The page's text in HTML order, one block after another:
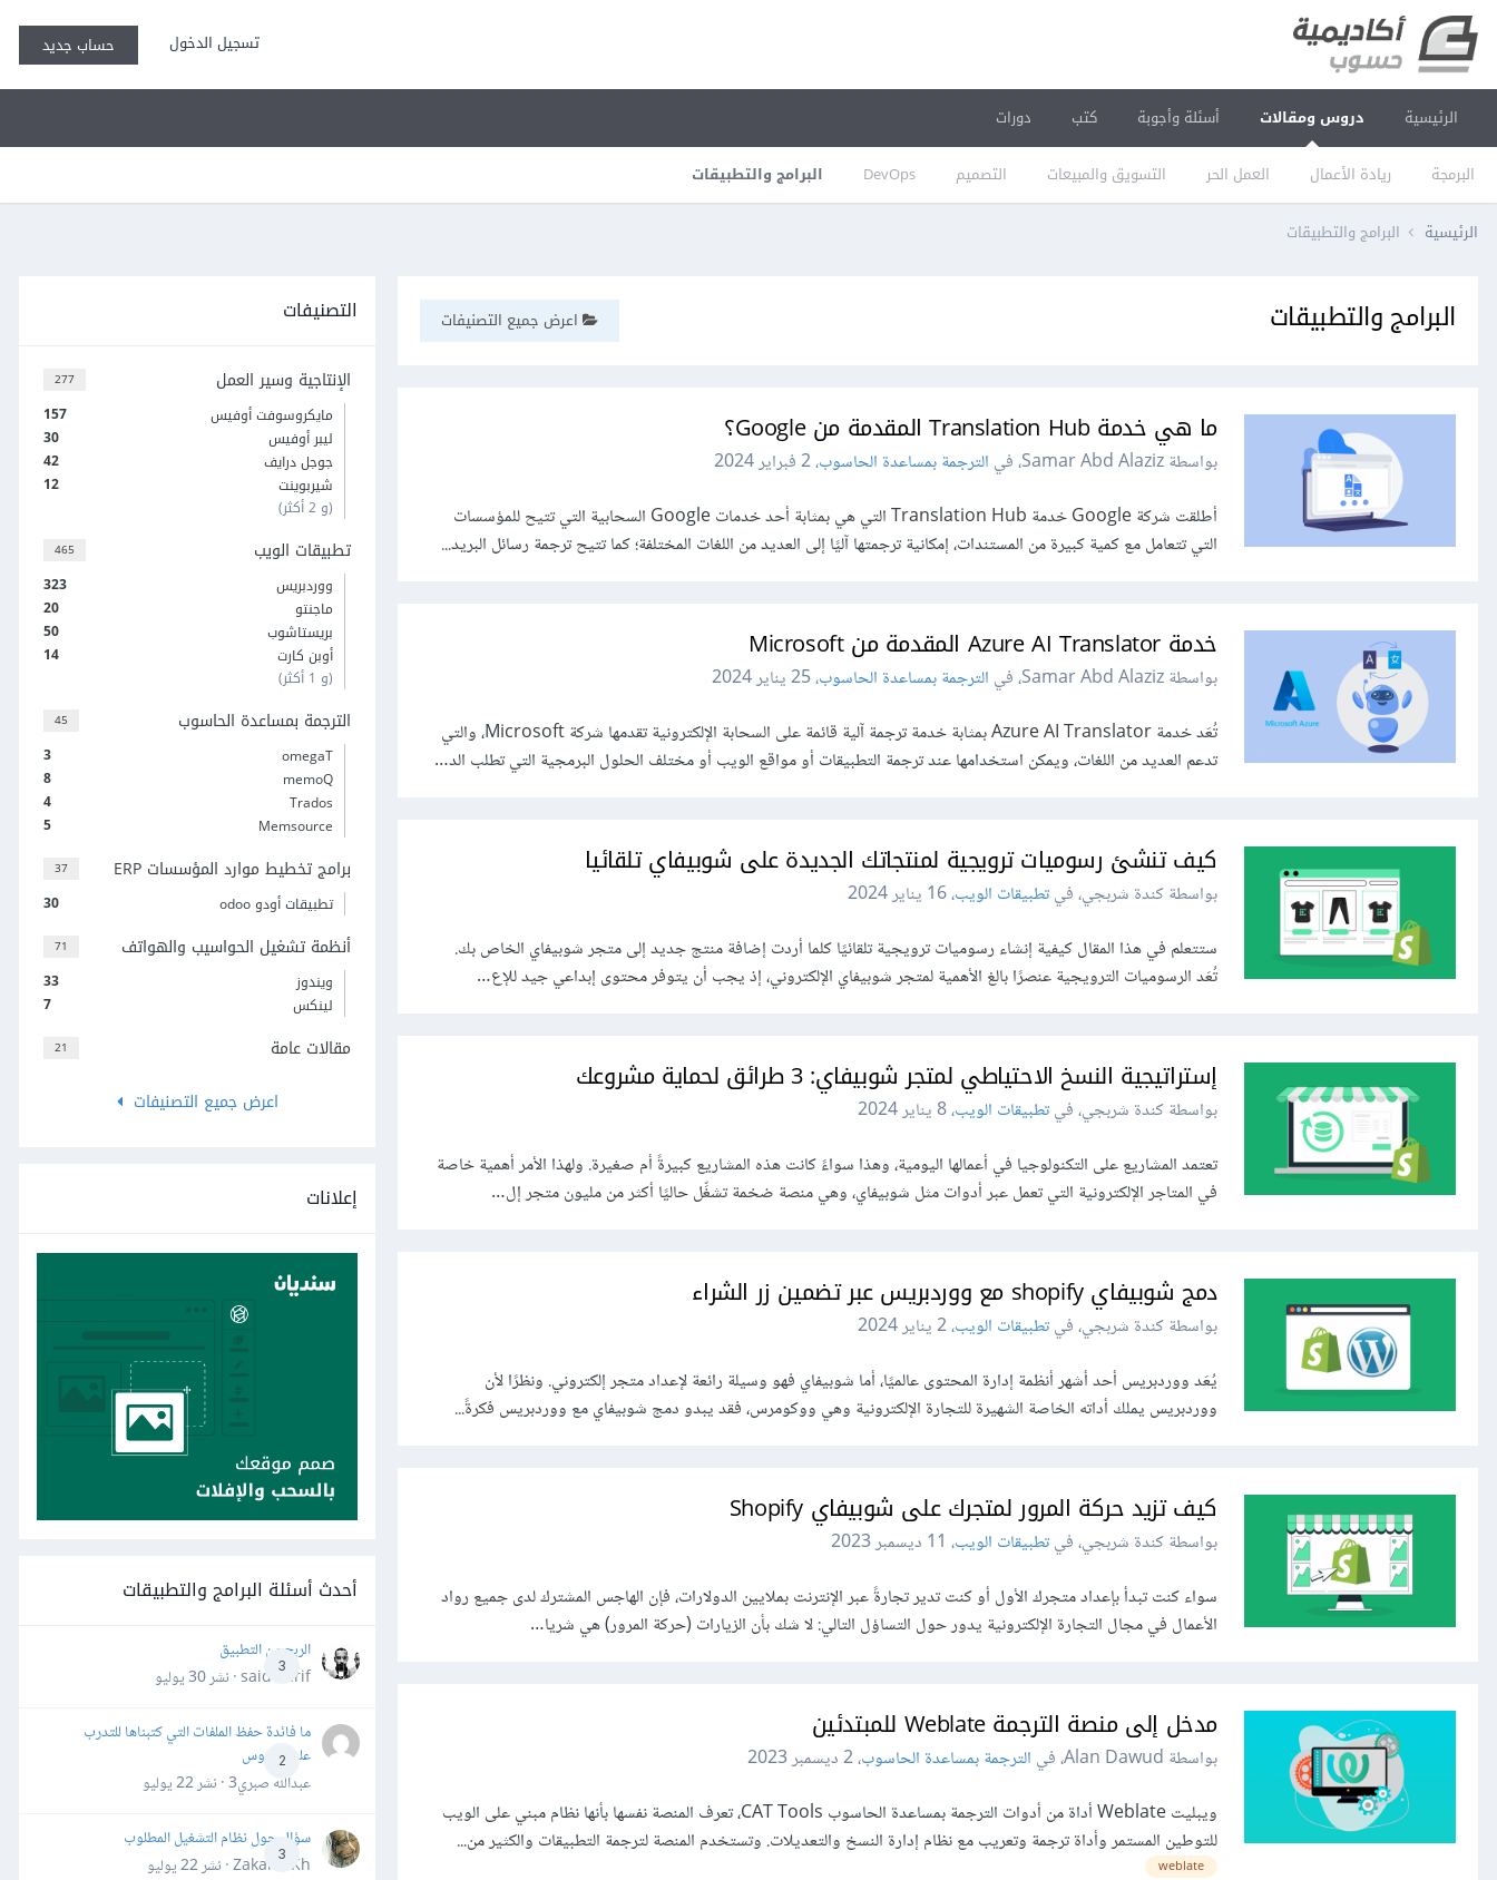
تسجيل الدخول حساب جديد
الرئيسية دروس ومقالات
البرمجة ريادة الأعمال العمل الحر التسويق والمبيعات التصميم DevOps البرامج والتطبيقات
أسئلة وأجوبة كتب دورات
الرئيسية البرامج والتطبيقات
البرامج والتطبيقات اعرض جميع التصنيفات
ما هي خدمة Translation Hub المقدمة من Google؟
بواسطة Samar Abd Alaziz، في الترجمة بمساعدة الحاسوب،2 فبراير 2024
أطلقت شركة Google خدمة Translation Hub التي هي بمثابة أحد خدمات Google السحابية التي تتيح للمؤسسات
التي تتعامل مع كمية كبيرة من المستندات، إمكانية ترجمتها آليًا إلى العديد من اللغات المختلفة؛ كما تتيح ترجمة رسائل البريد...
خدمة Azure AI Translator المقدمة من Microsoft
بواسطة Samar Abd Alaziz، في الترجمة بمساعدة الحاسوب،25 يناير 2024
تُعَد خدمة Azure AI Translator بمثابة خدمة ترجمة آلية قائمة على السحابة الإلكترونية تقدمها شركة Microsoft، والتي
تدعم العديد من اللغات، ويمكن استخدامها عند ترجمة التطبيقات أو مواقع الويب أو مختلف الحلول البرمجية التي تطلب الد…
كيف تنشئ رسوميات ترويجية لمنتجاتك الجديدة على شوبيفاي تلقائيا
بواسطة كندة شربجي، فيتطبيقات الويب،16 يناير 2024
ستتعلم في هذا المقال كيفية إنشاء رسوميات ترويجية تلقائيًا كلما أردت إضافة منتج جديد إلى متجر شوبيفاي الخاص بك.
تُعَد الرسوميات الترويجية عنصرًا بالغ الأهمية لمتجر شوبيفاي الإلكتروني، إذ يجب أن يتوفر محتوى إبداعي جيد للإع…
إستراتيجية النسخ الاحتياطي لمتجر شوبيفاي: 3 طرائق لحماية مشروعك
بواسطة كندة شربجي، فيتطبيقات الويب،8 يناير 2024
تعتمد المشاريع على التكنولوجيا في أعمالها اليومية، وهذا سواءً كانت هذه المشاريع كبيرةً أم صغيرة. ولهذا الأمر أهمية خاصة
في المتاجر الإلكترونية التي تعمل عبر أدوات مثل شوبيفاي، وهي منصة ضخمة تشغِّل حاليًا أكثر من مليون متجر إل…
دمج شوبيفاي shopify مع ووردبريس عبر تضمين زر الشراء
بواسطة كندة شربجي، فيتطبيقات الويب،2 يناير 2024
يُعَد ووردبريس أحد أشهر أنظمة إدارة المحتوى عالميًا، أما شوبيفاي فهو وسيلة رائعة لإعداد متجر إلكتروني. ونظرًا لأن
ووردبريس يملك أداته الخاصة الشهيرة للتجارة الإلكترونية وهي ووكومرس، فقد يبدو دمج شوبيفاي مع ووردبريس فكرةً...
كيف تزيد حركة المرور لمتجرك على شوبيفاي Shopify
بواسطة كندة شربجي، فيتطبيقات الويب، 11 ديسمبر 2023
سواء كنت تبدأ بإعداد متجرك الأول أو كنت تدير تجارةً عبر الإنترنت بملايين الدولارات، فإن الهاجس المشترك لدى جميع رواد
الأعمال في مجال التجارة الإلكترونية يدور حول التساؤل التالي: لا شك بأن الزيارات (حركة المرور) هي شريا…
مدخل إلى منصة الترجمة Weblate للمبتدئين
بواسطة Alan Dawud، في الترجمة بمساعدة الحاسوب،2 ديسمبر 2023
ويبليت Weblate أداة من أدوات الترجمة بمساعدة الحاسوب CAT Tools، تعرف المنصة نفسها بأنها نظام مبني على الويب
للتوطين المستمر وأداة ترجمة وتعريب مع نظام إدارة النسخ والتعديلات. وتستخدم المنصة لترجمة التطبيقات والكثير من...
weblate
التصنيفات
277 الإنتاجية وسير العمل
157
مايكروسوفت أوفيس
30
ليبر أوفيس
42
جوجل درايف
12
شيربوينت
(و 2 أكثر)
465 تطبيقات الويب
323
ووردبريس
20
ماجنتو
50
بريستاشوب
14
أوبن كارت
(و 1 أكثر)
45 الترجمة بمساعدة الحاسوب
3
omegaT
8
memoQ
4
Trados
5
Memsource
37 برامج تخطيط موارد المؤسسات ERP
30 تطبيقات أودو odoo
71 أنظمة تشغيل الحواسيب والهواتف
33
ويندوز
7
لينكس
21
مقالات عامة
اعرض جميع التصنيفات
إعلانات
أحدث أسئلة البرامج والتطبيقات
3
الربح من التطبيق
said darif · نشر
30 يوليو
2
ما فائدة حفظ الملفات التي كتبناها للتدرب
على الدروس
عبدالله صبري3 · نشر
22 يوليو
3
سؤال حول نظام التشغيل المطلوب
Zakaria Kh · نشر
22 يوليو